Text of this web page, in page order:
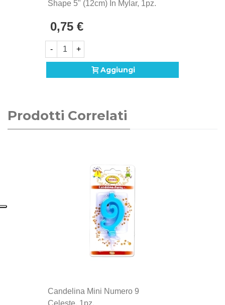
Shape 5" (12cm) In Mylar, 1pz.
0,75 €
- +
Aggiungi
Prodotti Correlati
Candelina Mini Numero 9